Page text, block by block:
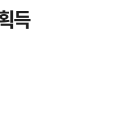
득